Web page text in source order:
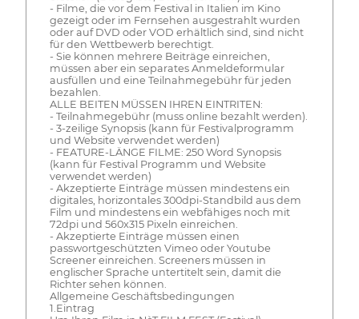
- Filme, die vor dem Festival in Italien im Kino
gezeigt oder im Fernsehen ausgestrahlt wurden
oder auf DVD oder VOD erhältlich sind, sind nicht
für den Wettbewerb berechtigt.
- Sie können mehrere Beiträge einreichen,
müssen aber ein separates Anmeldeformular
ausfüllen und eine Teilnahmegebühr für jeden
bezahlen.
ALLE BEITEN MÜSSEN IHREN EINTRITEN:
- Teilnahmegebühr (muss online bezahlt werden).
- 3-zeilige Synopsis (kann für Festivalprogramm
und Website verwendet werden)
- FEATURE-LÄNGE FILME: 250 Word Synopsis
(kann für Festival Programm und Website
verwendet werden)
- Akzeptierte Einträge müssen mindestens ein
digitales, horizontales 300dpi-Standbild aus dem
Film und mindestens ein webfähiges noch mit
72dpi und 560x315 Pixeln einreichen.
- Akzeptierte Einträge müssen einen
passwortgeschützten Vimeo oder Youtube
Screener einreichen. Screeners müssen in
englischer Sprache untertitelt sein, damit die
Richter sehen können.
Allgemeine Geschäftsbedingungen
1.Eintrag